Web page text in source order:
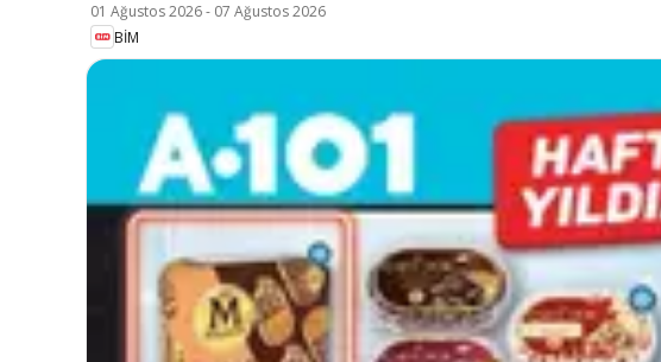
01 Ağustos 2026- 07 Ağustos 2026
BİM